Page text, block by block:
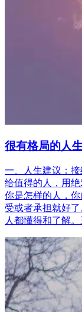
很有格局的人
一、人生建议：
给值得的人，用
你是怎样的人，
受或者承担就好
人都懂得和了解